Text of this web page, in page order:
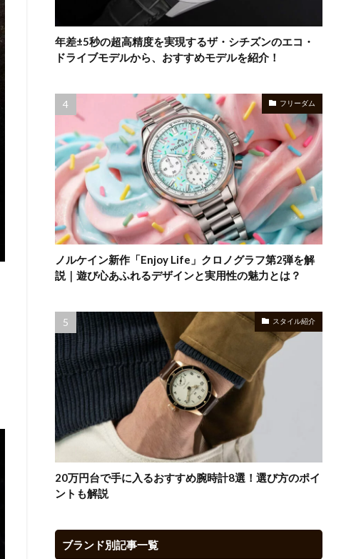
年差±5秒の超高精度を実現するザ・シチズンのエコ・
ドライブモデルから、おすすめモデルを紹介！
フリーダム
ノルケイン新作「Enjoy Life」クロノグラフ第2弾を解
説｜遊び心あふれるデザインと実用性の魅力とは？
スタイル紹介
20万円台で手に入るおすすめ腕時計8選！選び方のポイ
ントも解説
ブランド別記事一覧